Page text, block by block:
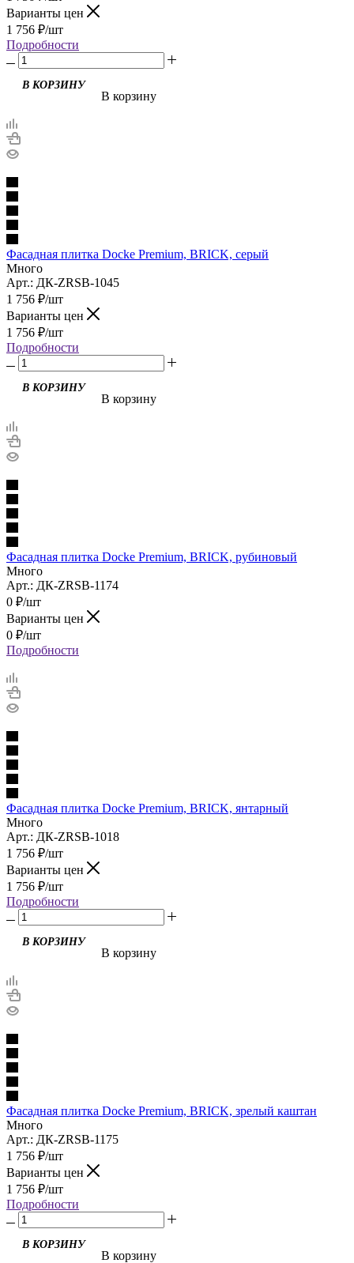
Варианты цен
1 756 ₽/шт
Подробности
В корзину
Фасадная плитка Docke Premium, BRICK, серый
Много
Арт.: ДК-ZRSB-1045
1 756 ₽/шт
Варианты цен
1 756 ₽/шт
Подробности
В корзину
Фасадная плитка Docke Premium, BRICK, рубиновый
Много
Арт.: ДК-ZRSB-1174
0 ₽/шт
Варианты цен
0 ₽/шт
Подробности
Фасадная плитка Docke Premium, BRICK, янтарный
Много
Арт.: ДК-ZRSB-1018
1 756 ₽/шт
Варианты цен
1 756 ₽/шт
Подробности
В корзину
Фасадная плитка Docke Premium, BRICK, зрелый каштан
Много
Арт.: ДК-ZRSB-1175
1 756 ₽/шт
Варианты цен
1 756 ₽/шт
Подробности
В корзину